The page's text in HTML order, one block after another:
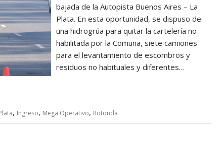
bajada de la Autopista Buenos Aires – La
Plata. En esta oportunidad, se dispuso de
una hidrogrúa para quitar la cartelería no
habilitada por la Comuna, siete camiones
para el levantamiento de escombros y
residuos no habituales y diferentes…
, Ingreso, Mega Operativo, Rotonda